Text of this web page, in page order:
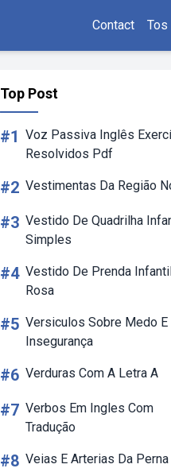
Contact Tos
Top Post
#1 Voz Passiva Inglês
Resolvidos Pdf
#2 Vestimentas Da Região
#3 Vestido De Quadrilha
Simples
#4 Vestido De Prenda
Rosa
#5 Versiculos Sobre Medo E
Insegurança
#6 Verduras Com A Letra A
#7 Verbos Em Ingles Com
Tradução
#8 Veias E Arterias Da Perna